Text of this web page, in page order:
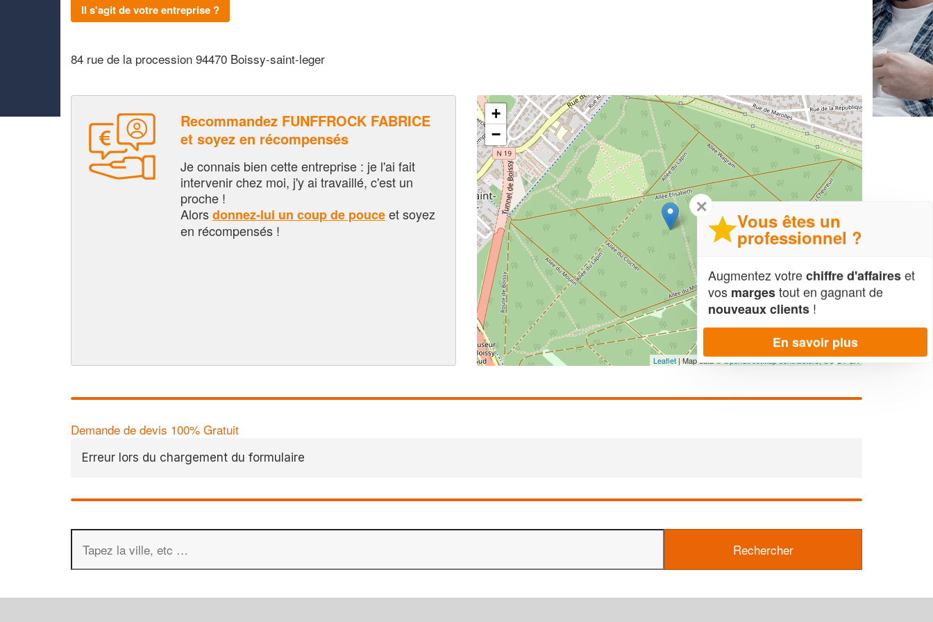
Il s'agit de votre entreprise ?
84 rue de la procession 94470 Boissy-saint-leger
Recommandez FUNFFROCK FABRICE
et soyez en récompensés
Je connais bien cette entreprise : je l'ai fait
intervenir chez moi, j'y ai travaillé, c'est un
proche !
Alorsdonnez-lui un coup de pouceet soyez
en récompensés !
+
−
Leaflet | Map data ©OpenStreetMap contributors,CC-BY-SA
Demande de devis 100% Gratuit
Erreur lors du chargement du formulaire
✕
Vous êtes un
professionnel ?
Augmentez votrechiffre d'affaireset
vos margestout en gagnant de
nouveaux clients !
En savoir plus